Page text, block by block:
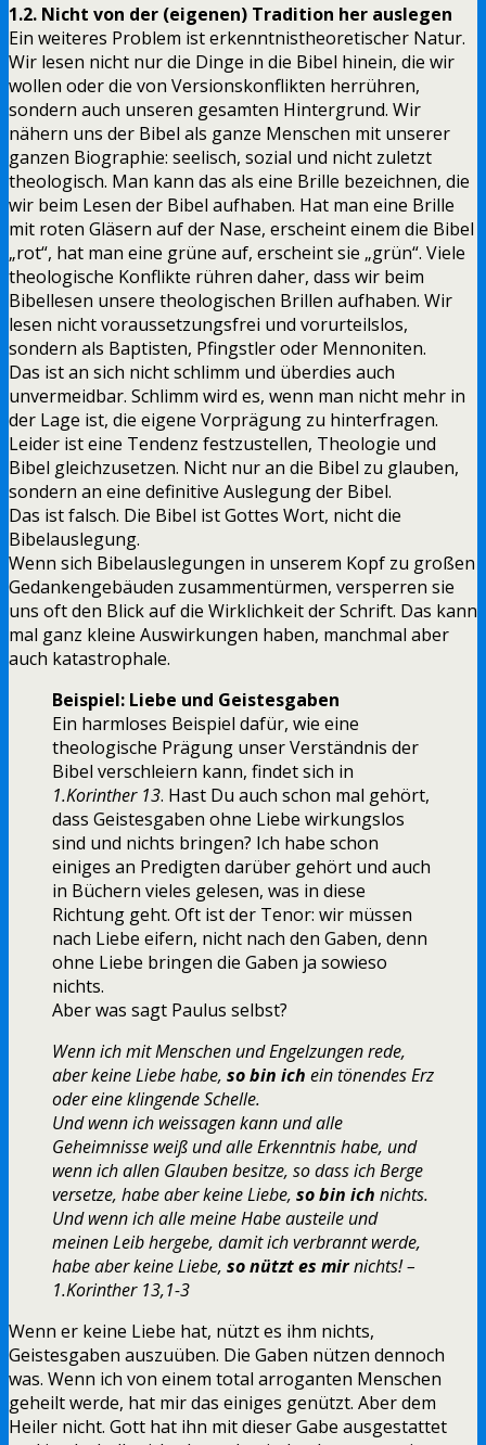
1.2. Nicht von der (eigenen) Tradition her auslegen
Ein weiteres Problem ist erkenntnistheoretischer Natur.
Wir lesen nicht nur die Dinge in die Bibel hinein, die wir
wollen oder die von Versionskonflikten herrühren,
sondern auch unseren gesamten Hintergrund. Wir
nähern uns der Bibel als ganze Menschen mit unserer
ganzen Biographie: seelisch, sozial und nicht zuletzt
theologisch. Man kann das als eine Brille bezeichnen, die
wir beim Lesen der Bibel aufhaben. Hat man eine Brille
mit roten Gläsern auf der Nase, erscheint einem die Bibel
„rot“, hat man eine grüne auf, erscheint sie „grün“. Viele
theologische Konflikte rühren daher, dass wir beim
Bibellesen unsere theologischen Brillen aufhaben. Wir
lesen nicht voraussetzungsfrei und vorurteilslos,
sondern als Baptisten, Pfingstler oder Mennoniten.
Das ist an sich nicht schlimm und überdies auch
unvermeidbar. Schlimm wird es, wenn man nicht mehr in
der Lage ist, die eigene Vorprägung zu hinterfragen.
Leider ist eine Tendenz festzustellen, Theologie und
Bibel gleichzusetzen. Nicht nur an die Bibel zu glauben,
sondern an eine definitive Auslegung der Bibel.
Das ist falsch. Die Bibel ist Gottes Wort, nicht die
Bibelauslegung.
Wenn sich Bibelauslegungen in unserem Kopf zu großen
Gedankengebäuden zusammentürmen, versperren sie
uns oft den Blick auf die Wirklichkeit der Schrift. Das kann
mal ganz kleine Auswirkungen haben, manchmal aber
auch katastrophale.
Beispiel: Liebe und Geistesgaben
Ein harmloses Beispiel dafür, wie eine
theologische Prägung unser Verständnis der
Bibel verschleiern kann, findet sich in
1.Korinther 13. Hast Du auch schon mal gehört,
dass Geistesgaben ohne Liebe wirkungslos
sind und nichts bringen? Ich habe schon
einiges an Predigten darüber gehört und auch
in Büchern vieles gelesen, was in diese
Richtung geht. Oft ist der Tenor: wir müssen
nach Liebe eifern, nicht nach den Gaben, denn
ohne Liebe bringen die Gaben ja sowieso
nichts.
Aber was sagt Paulus selbst?
Wenn ich mit Menschen und Engelzungen rede,
aber keine Liebe habe, so bin ich ein tönendes Erz
oder eine klingende Schelle.
Und wenn ich weissagen kann und alle
Geheimnisse weiß und alle Erkenntnis habe, und
wenn ich allen Glauben besitze, so dass ich Berge
versetze, habe aber keine Liebe, so bin ich nichts.
Und wenn ich alle meine Habe austeile und
meinen Leib hergebe, damit ich verbrannt werde,
habe aber keine Liebe, so nützt es mirnichts! –
1.Korinther 13,1-3
Wenn er keine Liebe hat, nützt es ihm nichts,
Geistesgaben auszuüben. Die Gaben nützen dennoch
was. Wenn ich von einem total arroganten Menschen
geheilt werde, hat mir das einiges genützt. Aber dem
Heiler nicht. Gott hat ihn mit dieser Gabe ausgestattet